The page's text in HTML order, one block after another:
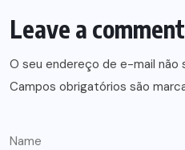
Leave a comment
O seu endereço de e-mail não
Campos obrigatórios são